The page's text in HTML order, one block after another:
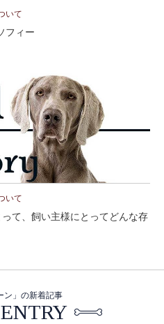
いて
フィー
いて
て、飼い主様にとってどんな存
ン」の新着記事